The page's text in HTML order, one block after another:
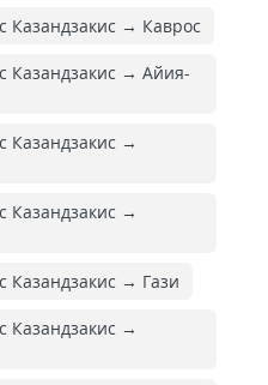
Казандзакис → Каврос
Казандзакис → Айия-
Казандзакис →
Казандзакис →
Казандзакис → Гази
Казандзакис →